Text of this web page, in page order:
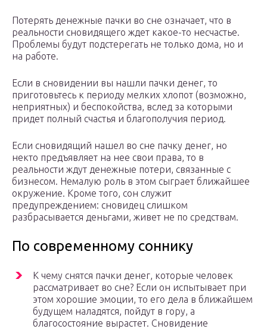
Потерять денежные пачки во сне означает, что в
реальности сновидящего ждет какое-то несчастье.
Проблемы будут подстерегать не только дома, но и
на работе.
Если в сновидении вы нашли пачки денег, то
приготовьтесь к периоду мелких хлопот (возможно,
неприятных) и беспокойства, вслед за которыми
придет полный счастья и благополучия период.
Если сновидящий нашел во сне пачку денег, но
некто предъявляет на нее свои права, то в
реальности ждут денежные потери, связанные с
бизнесом. Немалую роль в этом сыграет ближайшее
окружение. Кроме того, сон служит
предупреждением: сновидец слишком
разбрасывается деньгами, живет не по средствам.
По современному соннику
К чему снятся пачки денег, которые человек
рассматривает во сне? Если он испытывает при
этом хорошие эмоции, то его дела в ближайшем
будущем наладятся, пойдут в гору, а
благосостояние вырастет. Сновидение